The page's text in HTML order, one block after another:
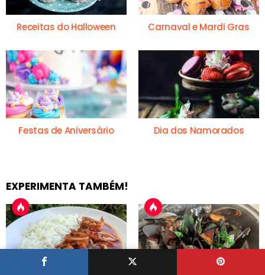
Receitas do Halloween Carnaval e Mardi Gras
Festas de Aniversário Dia dos Namorados
EXPERIMENTA TAMBÉM!